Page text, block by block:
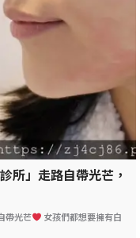
所」走路自帶光芒，
帶光芒
女孩們都想要擁有白